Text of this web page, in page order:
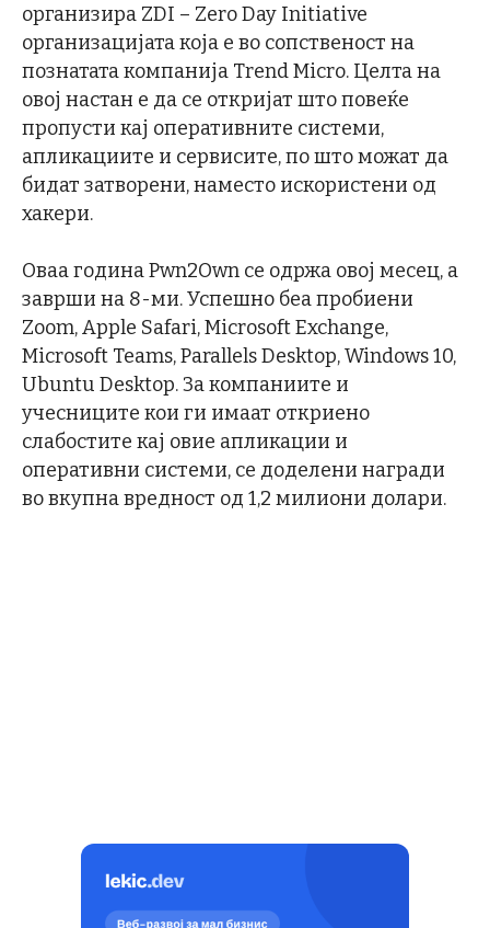
организира ZDI – Zero Day Initiative
организацијата која е во сопственост на
познатата компанија Trend Micro. Целта на
овој настан е да се откријат што повеќе
пропусти кај оперативните системи,
апликациите и сервисите, по што можат да
бидат затворени, наместо искористени од
хакери.
Оваа година Pwn2Own се одржа овој месец, а
заврши на 8-ми. Успешно беа пробиени
Zoom, Apple Safari, Microsoft Exchange,
Microsoft Teams, Parallels Desktop, Windows 10,
Ubuntu Desktop. За компаниите и
учесниците кои ги имаат откриено
слабостите кај овие апликации и
оперативни системи, се доделени награди
во вкупна вредност од 1,2 милиони долари.